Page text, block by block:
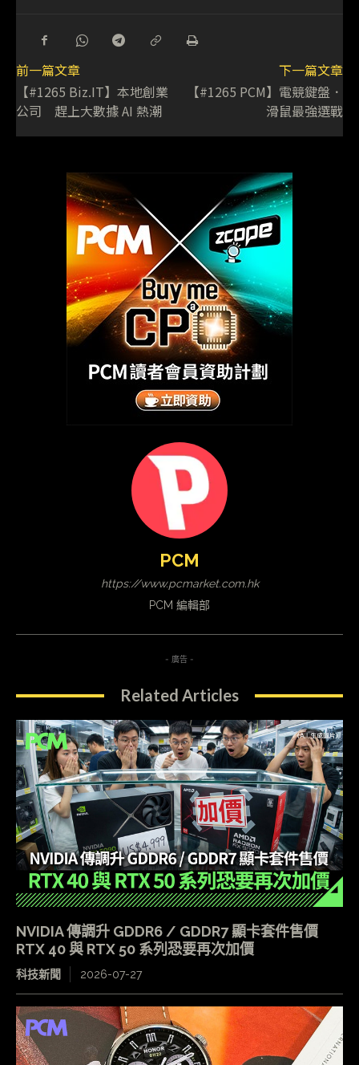
前一篇文章
【#1265 Biz.IT】本地創業
公司 趕上大數據 AI 熱潮
下一篇文章
【#1265 PCM】電競鍵盤．
滑鼠最強選戰
PCM
https://www.pcmarket.com.hk
PCM 編輯部
- 廣告 -
Related Articles
NVIDIA 傳調升 GDDR6 / GDDR7 顯卡套件售價
RTX 40 與 RTX 50 系列恐要再次加價
科技新聞 2026-07-27